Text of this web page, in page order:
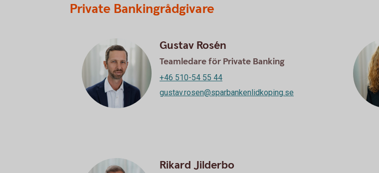
Private Bankingrådgivare
Gustav Rosén
Teamledare för Private Banking
+46 510-54 55 44
gustav.rosen@sparbankenlidkoping.se
Rikard Jilderbo